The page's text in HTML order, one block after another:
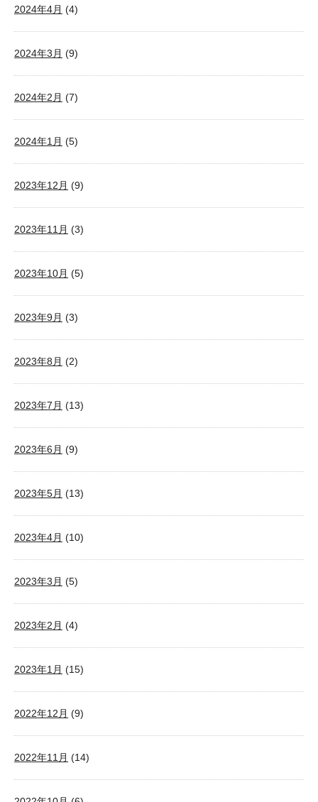
2024年4月 (4)
2024年3月 (9)
2024年2月 (7)
2024年1月 (5)
2023年12月 (9)
2023年11月 (3)
2023年10月 (5)
2023年9月 (3)
2023年8月 (2)
2023年7月 (13)
2023年6月 (9)
2023年5月 (13)
2023年4月 (10)
2023年3月 (5)
2023年2月 (4)
2023年1月 (15)
2022年12月 (9)
2022年11月 (14)